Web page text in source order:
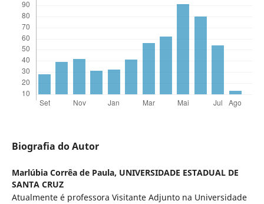
Biografia do Autor
Marlúbia Corrêa de Paula, UNIVERSIDADE ESTADUAL DE
SANTA CRUZ
Atualmente é professora Visitante Adjunto na Universidade